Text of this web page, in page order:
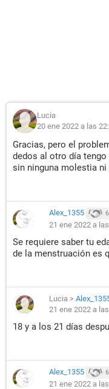
Lucia
20 ene 2022 a las
Gracias, pero el
dedos al otro día
sin ninguna molestia
Alex_1355
21 ene 2022 a
Se requiere saber tu
de la menstruación es
Lucia >
21 ene 2022 a
18 y a los 21 días
Alex_1355
21 ene 2022 a